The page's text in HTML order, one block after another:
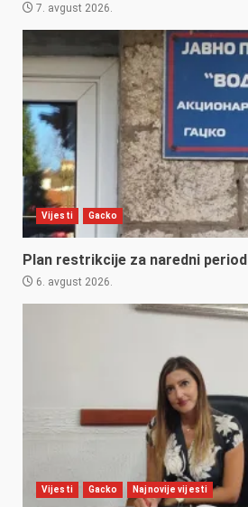
7. avgust 2026.
Vijesti Gacko
Plan restrikcije za naredni period
6. avgust 2026.
Vijesti Gacko Najnovije vijesti